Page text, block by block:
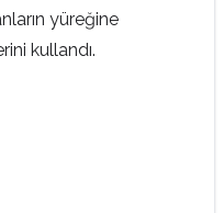
yüreğine
kullandı.